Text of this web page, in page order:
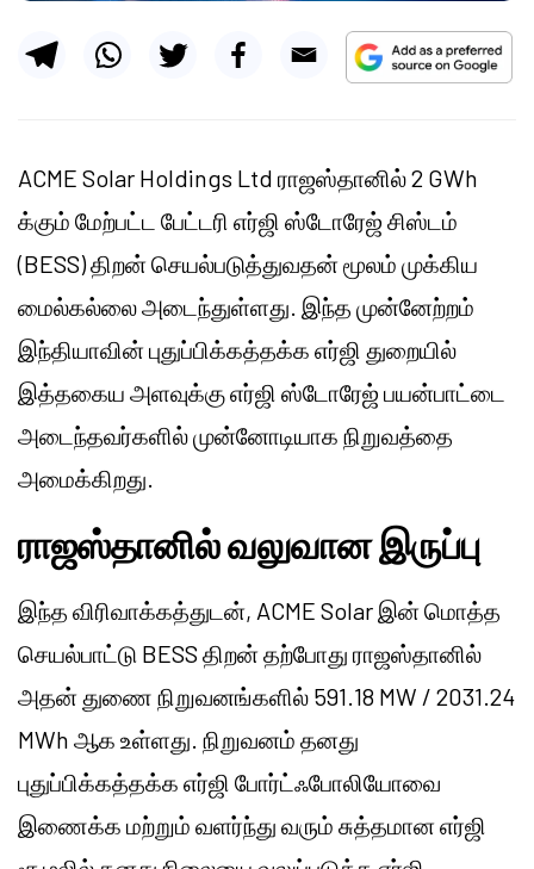
ACME Solar Holdings Ltd ராஜஸ்தானில் 2 GWh
க்கும் மேற்பட்ட பேட்டரி எர்ஜி ஸ்டோரேஜ் சிஸ்டம்
(BESS) திறன் செயல்படுத்துவதன் மூலம் முக்கிய
மைல்கல்லை அடைந்துள்ளது. இந்த முன்னேற்றம்
இந்தியாவின் புதுப்பிக்கத்தக்க எர்ஜி துறையில்
இத்தகைய அளவுக்கு எர்ஜி ஸ்டோரேஜ் பயன்பாட்டை
அடைந்தவர்களில் முன்னோடியாக நிறுவத்தை
அமைக்கிறது.
ராஜஸ்தானில் வலுவான இருப்பு
இந்த விரிவாக்கத்துடன், ACME Solar இன் மொத்த
செயல்பாட்டு BESS திறன் தற்போது ராஜஸ்தானில்
அதன் துணை நிறுவனங்களில் 591.18 MW / 2031.24
MWh ஆக உள்ளது. நிறுவனம் தனது
புதுப்பிக்கத்தக்க எர்ஜி போர்ட்ஃபோலியோவை
இணைக்க மற்றும் வளர்ந்து வரும் சுத்தமான எர்ஜி